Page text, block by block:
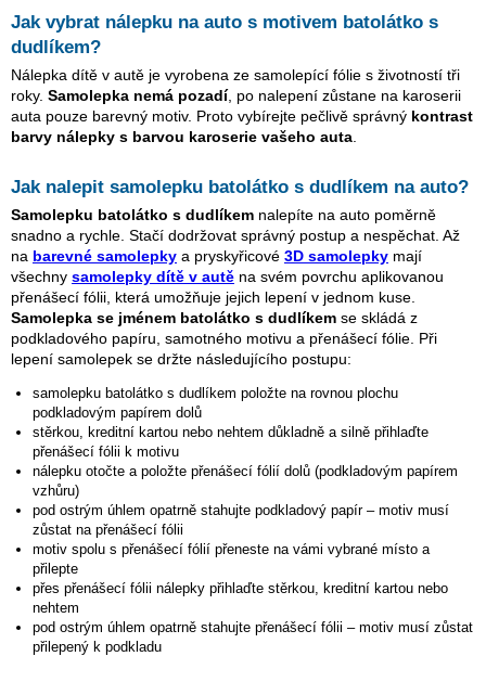
Jak vybrat nálepku na auto s motivem batolátko s
dudlíkem?
Nálepka dítě v autě je vyrobena ze samolepící fólie s životností tři
roky. Samolepka nemá pozadí, po nalepení zůstane na karoserii
auta pouze barevný motiv. Proto vybírejte pečlivě správný kontrast
barvy nálepky s barvou karoserie vašeho auta
Jak nalepit samolepku batolátko s dudlíkem na auto?
Samolepku batolátko s dudlíkem nalepíte na auto poměrně
snadno a rychle. Stačí dodržovat správný postup a nespěchat. Až
na barevné samolepky a pryskyřicové 3D samolepky mají
všechny samolepky dítě v autě na svém povrchu aplikovanou
přenášecí fólii, která umožňuje jejich lepení v jednom kuse.
Samolepka se jménem batolátko s dudlíkem se skládá z
podkladového papíru, samotného motivu a přenášecí fólie. Při
lepení samolepek se držte následujícího postupu:
samolepku batolátko s dudlíkem položte na rovnou plochu
podkladovým papírem dolů
stěrkou, kreditní kartou nebo nehtem důkladně a silně přihlaďte
přenášecí fólii k motivu
nálepku otočte a položte přenášecí fólií dolů (podkladovým papírem
vzhůru)
pod ostrým úhlem opatrně stahujte podkladový papír – motiv musí
zůstat na přenášecí fólii
motiv spolu s přenášecí fólií přeneste na vámi vybrané místo a
přilepte
přes přenášecí fólii nálepky přihlaďte stěrkou, kreditní kartou nebo
nehtem
pod ostrým úhlem opatrně stahujte přenášecí fólii – motiv musí zůstat
přilepený k podkladu